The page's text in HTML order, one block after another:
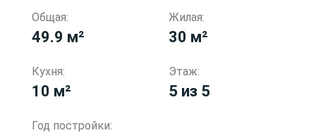
Общая:
49.9 м²
Жилая:
30 м²
Кухня:
10 м²
Этаж:
5 из 5
Год постройки: